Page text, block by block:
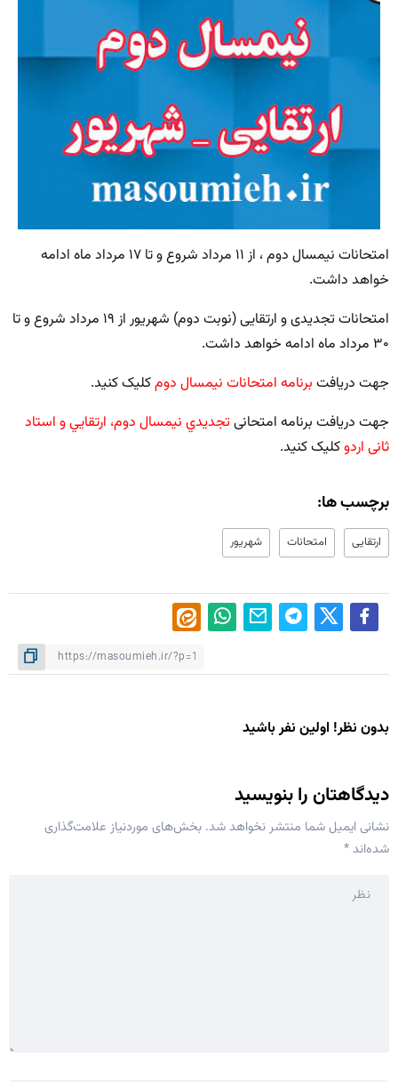
امتحانات نیمسال دوم ، از ۱۱ مرداد شروع و تا ۱۷ مرداد ماه ادامه
خواهد داشت.
امتحانات تجدیدی و ارتقایی (نوبت دوم) شهریور از ۱۹ مرداد شروع و تا
۳۰ مرداد ماه ادامه خواهد داشت.
جهت دریافت برنامه امتحانات نیمسال دومکلیک کنید.
جهت دریافت برنامه امتحانیتجديدي نیمسال دوم، ارتقايي و استاد
ثانی اردوکلیک کنید.
برچسب ها:
ارتقایی امتحانات شهریور
بدون نظر! اولین نفر باشید
دیدگاهتان را بنویسید
نشانی ایمیل شما منتشر نخواهد شد. بخش‌های موردنیاز علامت‌گذاری
شده‌اند*